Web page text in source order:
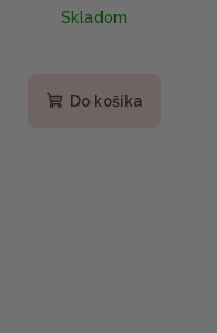
niacínamidom 65g
Skladom
Do košíka